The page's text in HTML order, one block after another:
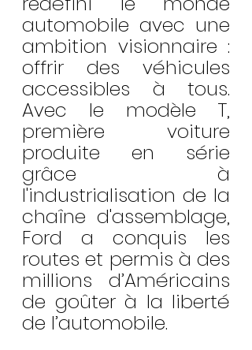
automobile avec une
ambition visionnaire :
offrir des véhicules
accessibles à tous.
Avec le modèle T,
première voiture
produite en série
grâce à
l'industrialisation de la
chaîne d'assemblage,
Ford a conquis les
routes et permis à des
millions d’Américains
de goûter à la liberté
de l’automobile.